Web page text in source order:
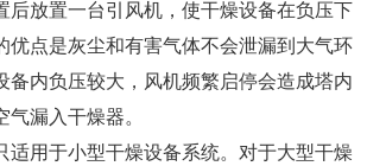
后放置一台引风机，使干燥设备在负压下
优点是灰尘和有害气体不会泄漏到大气环
备内负压较大，风机频繁启停会造成塔内
漏入干燥器。
适用于小型干燥设备系统。对于大型干燥